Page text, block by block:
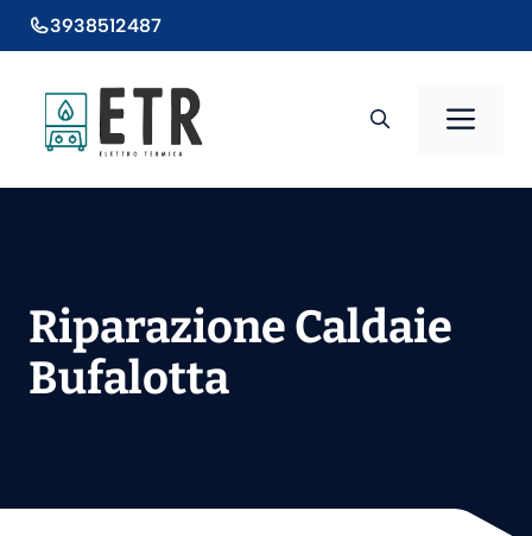
al
3938512487
Riparazione Caldaie
Bufalotta